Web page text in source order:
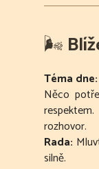
🌬
Téma dne:
Něco
rozhovor.
Rada:
silně.